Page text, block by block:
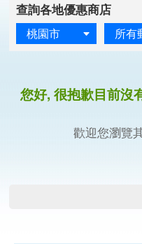
查詢各地優惠商店
桃園市 所有
您好, 很抱歉目前沒
歡迎您瀏覽